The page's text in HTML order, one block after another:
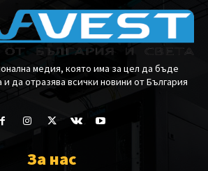
медия, която има за цел да бъде
да отразява всички новини от България
За нас